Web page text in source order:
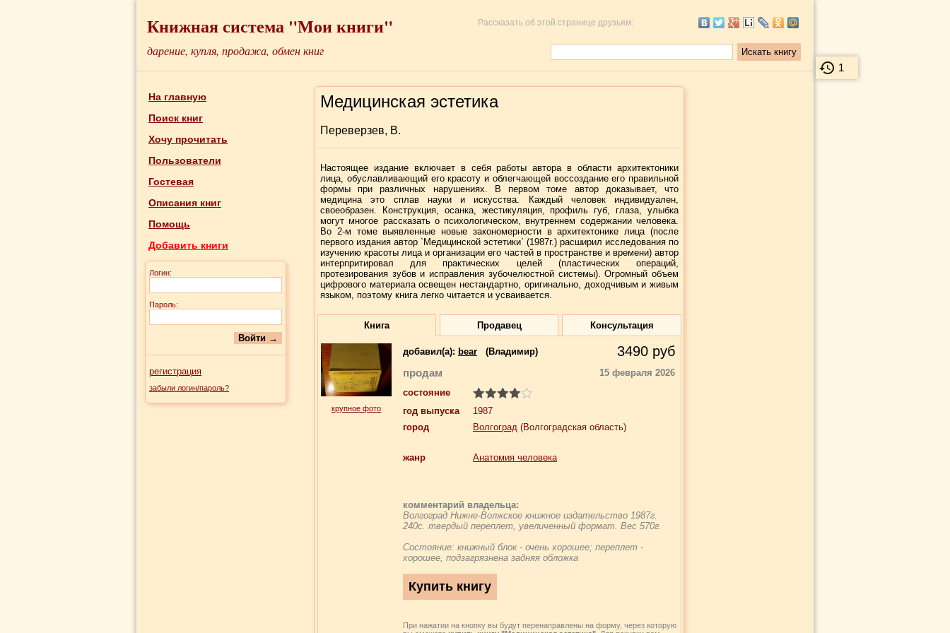
1
Книжная система "Мои книги" Рассказать об этой странице друзьям:
дарение, купля, продажа, обмен книг
На главную
Поиск книг
Хочу прочитать
Пользователи
Гостевая
Описания книг
Помощь
Добавить книги
Логин:
Пароль:
регистрация
забыли логин/пароль?
Медицинская эстетика
Переверзев, В.
Настоящее издание включает в себя работы автора в области архитектоники
лица, обуславливающий его красоту и облегчающей воссоздание его правильной
формы при различных нарушениях. В первом томе автор доказывает, что
медицина это сплав науки и искусства. Каждый человек индивидуален,
своеобразен. Конструкция, осанка, жестикуляция, профиль губ, глаза, улыбка
могут многое рассказать о психологическом, внутреннем содержании человека.
Во 2-м томе выявленные новые закономерности в архитектонике лица (после
первого издания автор `Медицинской эстетики` (1987г.) расширил исследования по
изучению красоты лица и организации его частей в пространстве и времени) автор
интерпритировал для практических целей (пластических операций,
протезирования зубов и исправления зубочелюстной системы). Огромный объем
цифрового материала освещен нестандартно, оригинально, доходчивым и живым
языком, поэтому книга легко читается и усваивается.
Книга Продавец Консультация
крупное фото
добавил(a): bear (Владимир) 3490 руб
продам
15 февраля 2026
состояние
год выпуска
1987
город
Волгоград (Волгоградская область)
жанр Анатомия человека
комментарий владельца:
Волгоград Нижне-Волжское книжное издательство 1987г.
240с. твердый переплет, увеличенный формат. Вес 570г.
Состояние: книжный блок - очень хорошее; переплет -
хорошее, подзагрязнена задняя обложка
При нажатии на кнопку вы будут перенаправлены на форму, через которую